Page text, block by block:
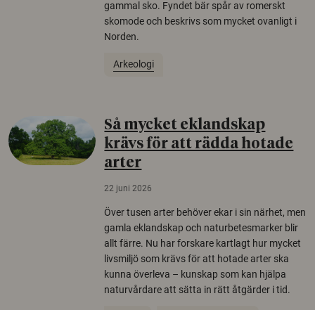
gammal sko. Fyndet bär spår av romerskt
skomode och beskrivs som mycket ovanligt i
Norden.
Arkeologi
Så mycket eklandskap
krävs för att rädda hotade
arter
22 juni 2026
Över tusen arter behöver ekar i sin närhet, men
gamla eklandskap och naturbetesmarker blir
allt färre. Nu har forskare kartlagt hur mycket
livsmiljö som krävs för att hotade arter ska
kunna överleva – kunskap som kan hjälpa
naturvårdare att sätta in rätt åtgärder i tid.